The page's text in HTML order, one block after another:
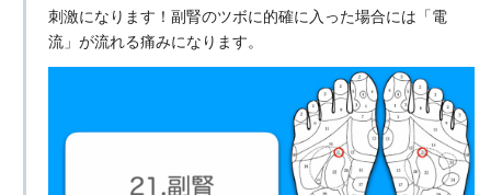
刺激になります！副腎のツボに的確に入った場合には「電
流」が流れる痛みになります。